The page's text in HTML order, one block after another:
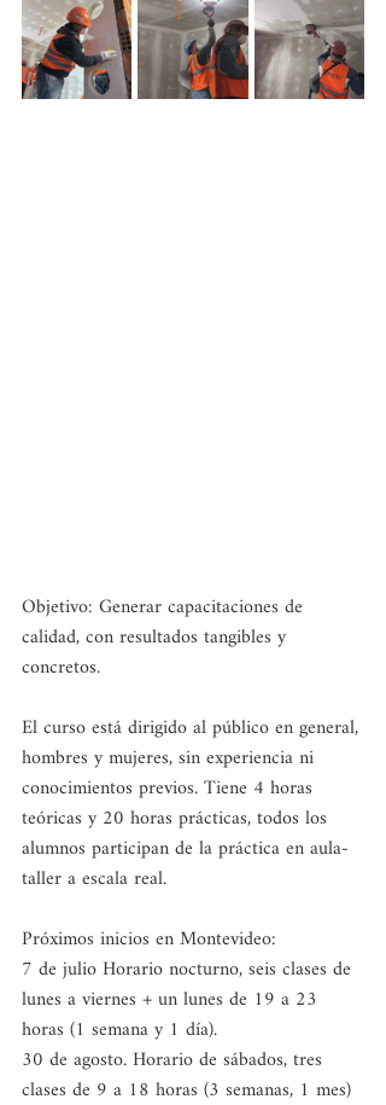
Objetivo: Generar capacitaciones de
calidad, con resultados tangibles y
concretos.
El curso está dirigido al público en general,
hombres y mujeres, sin experiencia ni
conocimientos previos. Tiene 4 horas
teóricas y 20 horas prácticas, todos los
alumnos participan de la práctica en aula-
taller a escala real.
Próximos inicios en Montevideo:
7 de julio Horario nocturno, seis clases de
lunes a viernes + un lunes de 19 a 23
horas (1 semana y 1 día).
30 de agosto. Horario de sábados, tres
clases de 9 a 18 horas (3 semanas, 1 mes)